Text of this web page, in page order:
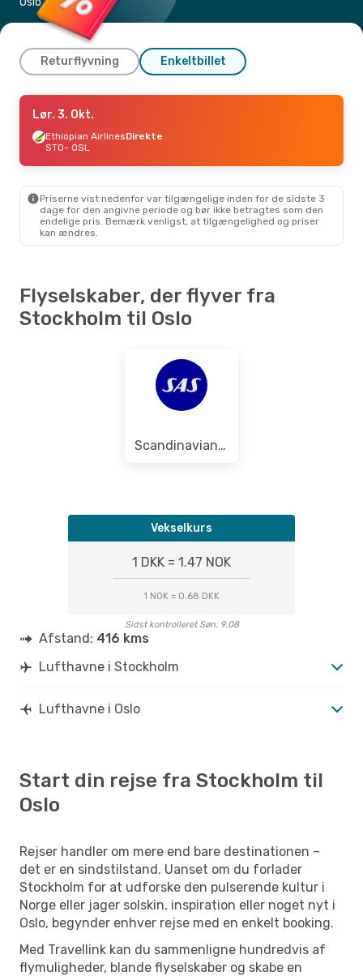
Returflyvning Enkeltbillet
Fre. 4. Sep.
Ethiopian AirlinesDirekte
STO- OSL
OSL- STO
Søn. 11. Okt. - Ons. 14. Okt.
Ethiopian Airlines
Tor. 27. Aug.- Man. 31. Aug.
Ethiopian Airlines
Direkte
Lør. 3. Okt.
Ethiopian AirlinesDirekte
STO- OSL
Priserne vist nedenfor var tilgængelige inden for de sidste 3
dage for den angivne periode og bør ikke betragtes som den
endelige pris. Bemærk venligst, at tilgængelighed og priser
kan ændres.
Flyselskaber, der flyver fra
Stockholm til Oslo
Scandinavian Airlines
Vekselkurs
1 DKK = 1.47 NOK
1 NOK = 0.68 DKK
Sidst kontrolleret Søn. 9.08
Afstand: 416 kms
Lufthavne i Stockholm
Lufthavne i Oslo
Start din rejse fra Stockholm til
Oslo
Rejser handler om mere end bare destinationen –
det er en sindstilstand. Uanset om du forlader
Stockholm for at udforske den pulserende kultur i
Norge eller jager solskin, inspiration eller noget nyt i
Oslo, begynder enhver rejse med en enkelt booking.
Med Travellink kan du sammenligne hundredvis af
flymuligheder, blande flyselskaber og skabe en